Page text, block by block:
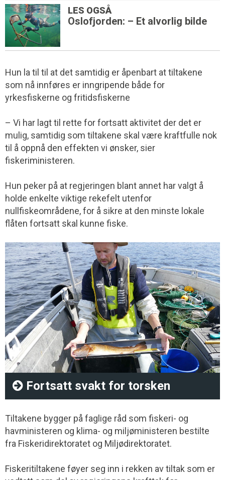
LES OGSÅ
Oslofjorden: – Et alvorlig bilde
Hun la til til at det samtidig er åpenbart at tiltakene
som nå innføres er inngripende både for
yrkesfiskerne og fritidsfiskerne
– Vi har lagt til rette for fortsatt aktivitet der det er
mulig, samtidig som tiltakene skal være kraftfulle nok
til å oppnå den effekten vi ønsker, sier
fiskeriministeren.
Hun peker på at regjeringen blant annet har valgt å
holde enkelte viktige rekefelt utenfor
nullfiskeområdene, for å sikre at den minste lokale
flåten fortsatt skal kunne fiske.
Fortsatt svakt for torsken
Tiltakene bygger på faglige råd som fiskeri- og
havministeren og klima- og miljøministeren bestilte
fra Fiskeridirektoratet og Miljødirektoratet.
Fiskeritiltakene føyer seg inn i rekken av tiltak som er